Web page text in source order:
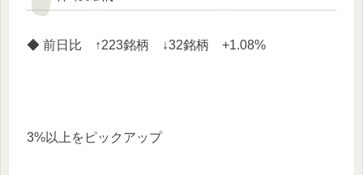
◆ 前日比 ↑223銘柄 ↓32銘柄 +1.08%
3%以上をピックアップ